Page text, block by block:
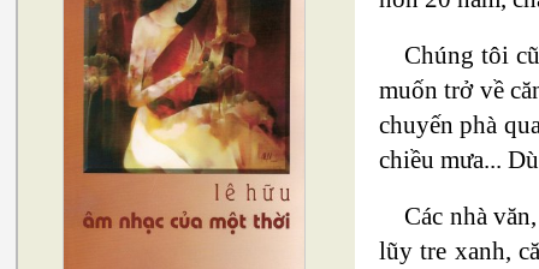
Chúng tôi
muốn trở về
chuyến phà
chiều mưa...
Các nhà
lũy tre xanh,